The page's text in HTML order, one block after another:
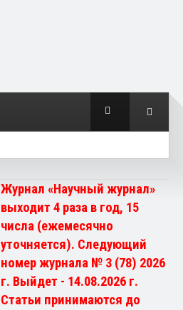
Журнал «Научный журнал»
выходит 4 раза в год, 15
числа (ежемесячно
уточняется). Следующий
номер журнала № 3 (78) 2026
г. Выйдет - 14.08.2026 г.
Статьи принимаются до